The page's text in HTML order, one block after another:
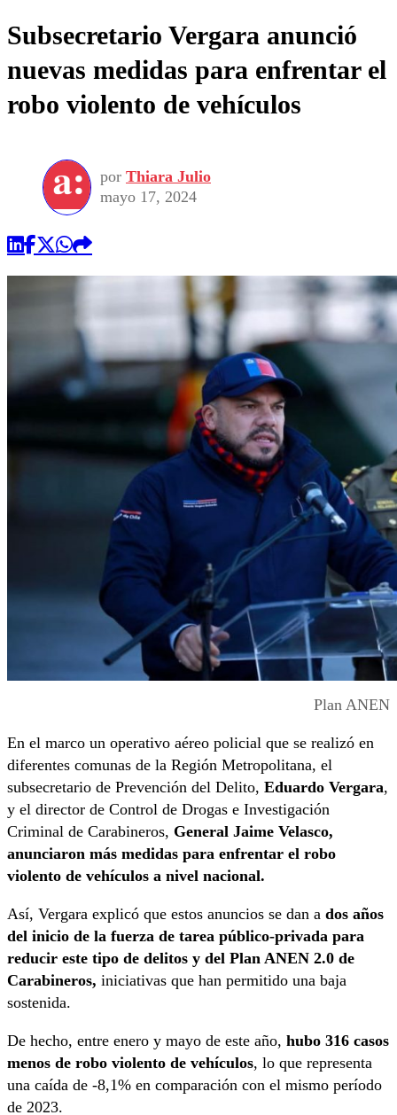
Subsecretario Vergara anunció
nuevas medidas para enfrentar el
robo violento de vehículos
por Thiara Julio
mayo 17, 2024
Plan ANEN
En el marco un operativo aéreo policial que se realizó en
diferentes comunas de la Región Metropolitana, el
subsecretario de Prevención del Delito, Eduardo Vergara,
y el director de Control de Drogas e Investigación
Criminal de Carabineros, General Jaime Velasco,
anunciaron más medidas para enfrentar el robo
violento de vehículos a nivel nacional.
Así, Vergara explicó que estos anuncios se dan a dos años
del inicio de la fuerza de tarea público-privada para
reducir este tipo de delitos y del Plan ANEN 2.0 de
Carabineros, iniciativas que han permitido una baja
sostenida.
De hecho, entre enero y mayo de este año, hubo 316 casos
menos de robo violento de vehículos, lo que representa
una caída de -8,1% en comparación con el mismo período
de 2023.